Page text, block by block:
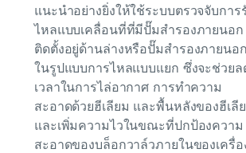
แนะนําอย่างยิ่งให้ใช้ระบบตรวจจับการ
ไหลแบบเคลื่อนที่ที่มีปั๊มสํารองภายนอก
ติดตั้งอยู่ด้านล่างหรือปั๊มสํารองภายนอก
ในรูปแบบการไหลแบบแยก ซึ่งจะช่วยล
เวลาในการไล่อากาศ การทําความ
สะอาดด้วยฮีเลียม และพื้นหลังของฮีเลี
และเพิ่มความไวในขณะที่ปกป้องความ
สะอาดของบล็อกวาล์วภายในของเครื่อ